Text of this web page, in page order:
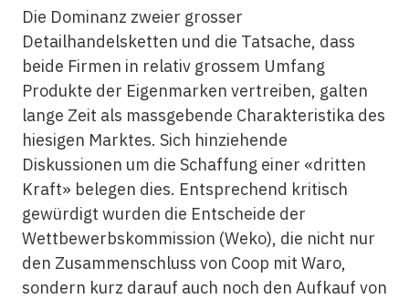
Die Dominanz zweier grosser
Detailhandelsketten und die Tatsache, dass
beide Firmen in relativ grossem Umfang
Produkte der Eigenmarken vertreiben, galten
lange Zeit als massgebende Charakteristika des
hiesigen Marktes. Sich hinziehende
Diskussionen um die Schaffung einer «dritten
Kraft» belegen dies. Entsprechend kritisch
gewürdigt wurden die Entscheide der
Wettbewerbskommission (Weko), die nicht nur
den Zusammenschluss von Coop mit Waro,
sondern kurz darauf auch noch den Aufkauf von